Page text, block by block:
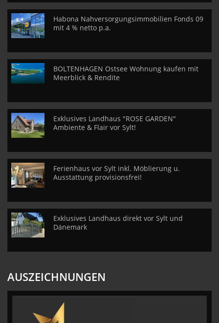
Habona Nahversorgungsimmobilien Fonds 09
mit 4 % netto p.a.
BOLTENHAGEN Ostsee Wohnung kaufen mit
Meerblick & Rendite
Exklusives Landhaus "ROSE GARDEN"
Ambiente & Flair vor Sylt!
Ferienhaus vor Sylt inkl. Möblierung u.
Ausstattung provisionsfrei!
Exklusives Landhaus direkt vor Sylt und
Dänemark
AUSZEICHNUNGEN